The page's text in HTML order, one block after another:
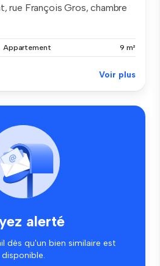
rue François Gros, chambre
Appartement 9 m²
Voir plus
alerté
dès qu'un bien similaire est
disponible.